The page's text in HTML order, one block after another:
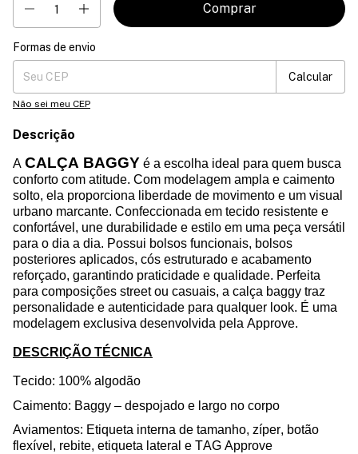
Entregas para o CEP:
Formas de envio
Calcular
Não sei meu CEP
Descrição
A CALÇA BAGGY é a escolha ideal para quem busca
conforto com atitude. Com modelagem ampla e caimento
solto, ela proporciona liberdade de movimento e um visual
urbano marcante. Confeccionada em tecido resistente e
confortável, une durabilidade e estilo em uma peça versátil
para o dia a dia. Possui bolsos funcionais, bolsos
posteriores aplicados, cós estruturado e acabamento
reforçado, garantindo praticidade e qualidade. Perfeita
para composições streetou casuais, a calça baggy traz
personalidade e autenticidade para qualquer look. É uma
modelagem exclusiva desenvolvida pela Approve.
DESCRIÇÃO TÉCNICA
Tecido: 100% algodão
Caimento: Baggy – despojado e largo no corpo
Aviamentos: Etiqueta interna de tamanho, zíper, botão
flexível , rebite, etiqueta lateral e TAG Approve